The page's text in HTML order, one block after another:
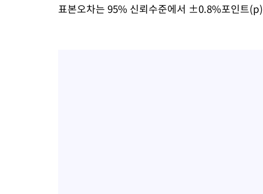
표본오차는 95% 신뢰수준에서 ±0.8%포인트